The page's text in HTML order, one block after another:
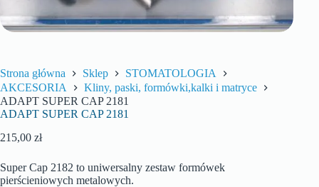
Strona główna Sklep
STOMATOLOGIA
AKCESORIA
Kliny, paski, formówki,kalki i matryce
ADAPT SUPER CAP 2181
ADAPT SUPER CAP 2181
215,00 zł
Super Cap 2182 to uniwersalny zestaw formówek
pierścieniowych metalowych.